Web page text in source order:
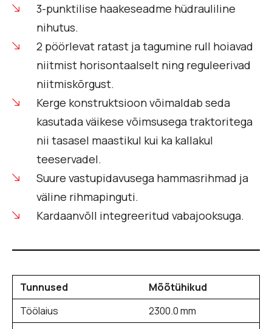
3-punktilise haakeseadme hüdrauliline
nihutus.
2 pöörlevat ratast ja tagumine rull hoiavad
niitmist horisontaalselt ning reguleerivad
niitmiskõrgust.
Kerge konstruktsioon võimaldab seda
kasutada väikese võimsusega traktoritega
nii tasasel maastikul kui ka kallakul
teeservadel.
Suure vastupidavusega hammasrihmad ja
väline rihmapinguti.
Kardaanvõll integreeritud vabajooksuga.
Tunnused
Mõõtühikud
Töölaius
2300.0 mm